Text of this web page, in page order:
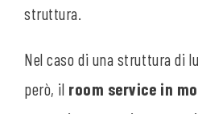
struttura.
Nel caso di una struttura di
però, il room service in